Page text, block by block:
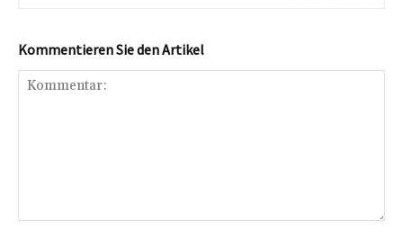
Kommentieren Sie den Artikel